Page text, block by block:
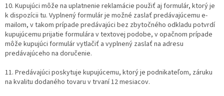
10. Kupujúci môže na uplatnenie reklamácie použiť aj formulár, ktorý je
k dispozícii tu. Vyplnený formulár je možné zaslať predávajúcemu e-
mailom, v takom prípade predávajúci bez zbytočného odkladu potvrdí
kupujúcemu prijatie formulára v textovej podobe, v opačnom prípade
môže kupujúci formulár vytlačiť a vyplnený zaslať na adresu
predávajúceho na doručenie.
11. Predávajúci poskytuje kupujúcemu, ktorý je podnikateľom, záruku
na kvalitu dodaného tovaru v trvaní 12 mesiacov.